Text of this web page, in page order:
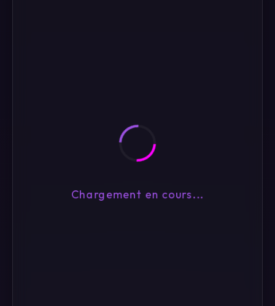
Chargement en cours...